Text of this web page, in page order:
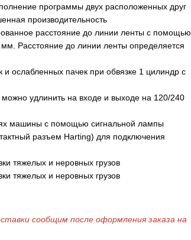
программы двух расположенных друг
производительность
расстояние до линии ленты с помощью
Расстояние до линии ленты определяется
ослабленных пачек при обвязке 1 цилиндр с
удлинить на входе и выходе на 120/240
машины с помощью сигнальной лампы
разъем Harting) для подключения
тяжелых и неровных грузов
тяжелых и неровных грузов
сообщим после оформления заказа на